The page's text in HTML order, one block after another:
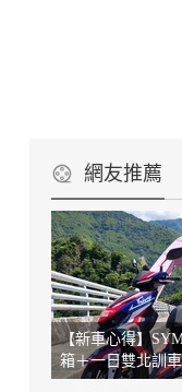
網友推薦
【新車心得】
箱＋一日雙北訓